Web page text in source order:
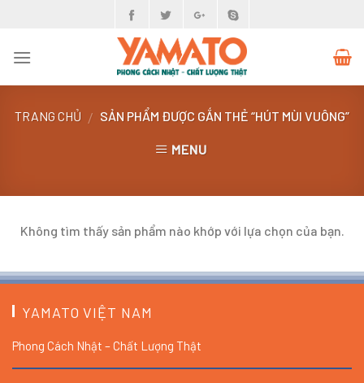
content
TRANG CHỦ / SẢN PHẨM ĐƯỢC GẮN THẺ “HÚT MÙI VUÔNG”
MENU
Không tìm thấy sản phẩm nào khớp với lựa chọn của bạn.
YAMATO VIỆT NAM
Phong Cách Nhật – Chất Lượng Thật